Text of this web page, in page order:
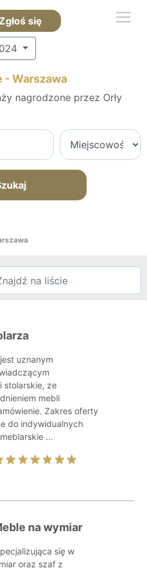
Zgłoś się
- Warszawa
nagrodzone przez Orły
uznanym
stolarskie, ze
mebli
Zakres oferty
do indywidualnych
...
na wymiar
się w
oraz szaf z